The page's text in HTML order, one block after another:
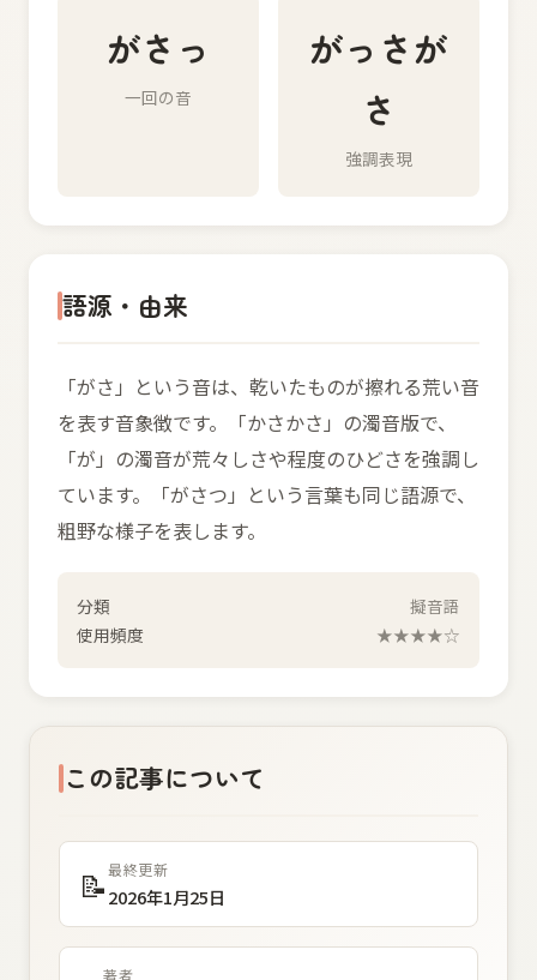
がさっ
一回の音
がっさが
さ
強調表現
語源・由来
「がさ」という音は、乾いたものが擦れる荒い音
を表す音象徴です。「かさかさ」の濁音版で、
「が」の濁音が荒々しさや程度のひどさを強調し
ています。「がさつ」という言葉も同じ語源で、
粗野な様子を表します。
分類
擬音語
使用頻度
★★★★☆
この記事について
📝最終更新
2026年1月25日
著者